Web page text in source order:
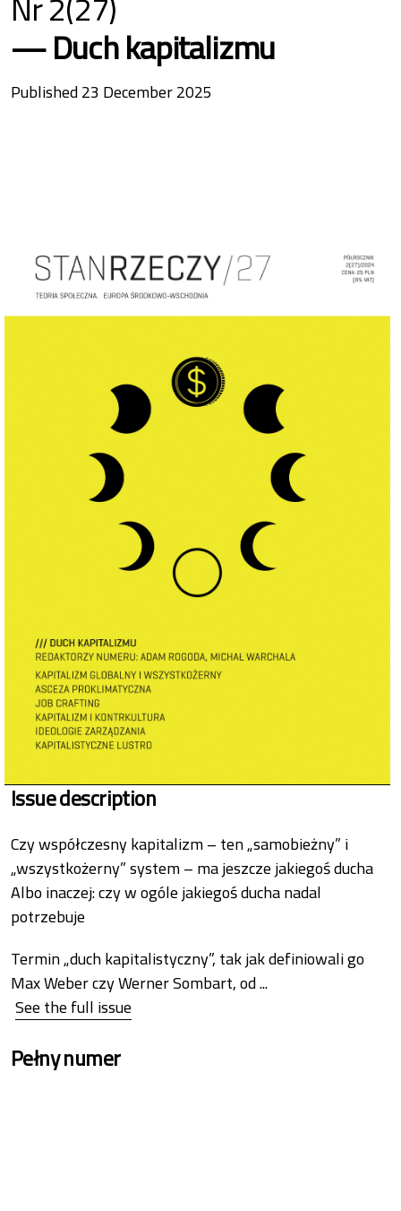
Duch kapitalizmu
Published 23 December 2025
Issue description
Czy współczesny kapitalizm – ten „samobieżny” i
„wszystkożerny” system – ma jeszcze jakiegoś ducha
Albo inaczej: czy w ogóle jakiegoś ducha nadal
potrzebuje
Termin „duch kapitalistyczny”, tak jak definiowali go
Max Weber czy Werner Sombart, od...
See the full issue
Pełny numer